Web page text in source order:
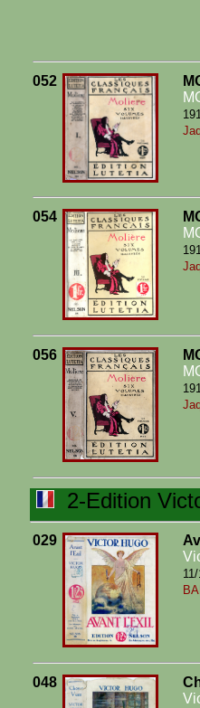
052
054
056
2-Edition
029
048